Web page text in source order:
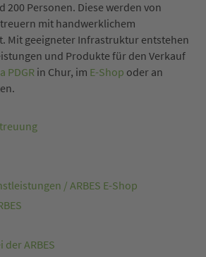
200 Personen. Diese werden von
mit handwerklichem
Mit geeigneter Infrastruktur entstehen
und Produkte für den Verkauf
PDGR in Chur, im E-Shop oder an
/ ARBES E-Shop
ARBES